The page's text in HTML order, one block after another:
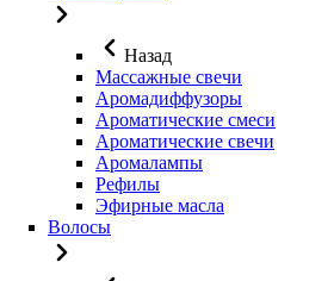
Назад
Массажные свечи
Аромадиффузоры
Ароматические смеси
Ароматические свечи
Аромалампы
Рефилы
Эфирные масла
Волосы